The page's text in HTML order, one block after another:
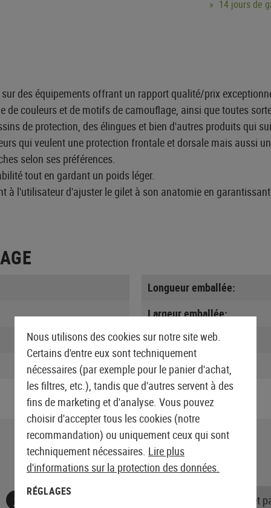
14 jours de
des équipements offrant un rapport qualité/prix
couleurs et de motifs de camouflage, ainsi que toutes
de protection, des élingues et bien d'autres produits qui
qui veulent une protection frontale et dorsale mais aussi
selon ses préférences.
tout en gardant un poids léger.
à l'utilisateur d'ajuster le gilet à son anatomie en
Longueur emballée:
Largeur emballée:
Hauteur emballée:
Poids emballé:
Aucune évaluation n'a été trouvée. Allez de l'avant
Nous utilisons des cookies sur notre site web.
Certains d'entre eux sont techniquement
nécessaires (par exemple pour le panier d'achat,
les filtres, etc.), tandis que d'autres servent à des
fins de marketing et d'analyse. Vous pouvez
choisir d'accepter tous les cookies (notre
recommandation) ou uniquement ceux qui sont
techniquement nécessaires. Lire plus
d'informations sur la protection des données.
RÉGLAGES